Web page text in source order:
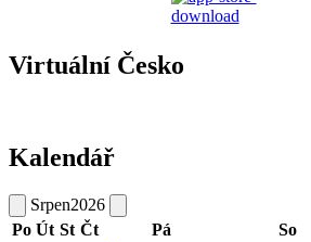
Virtuální Česko
Kalendář
Srpen2026
Po Út St Čt Pá So